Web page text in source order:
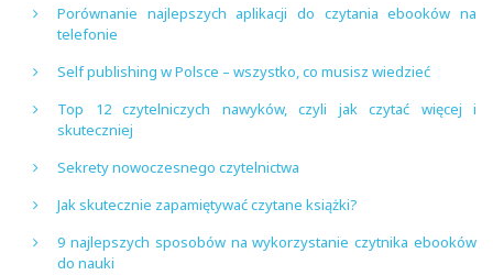
Porównanie najlepszych aplikacji do czytania ebooków na
telefonie
Self publishing w Polsce – wszystko, co musisz wiedzieć
Top 12 czytelniczych nawyków, czyli jak czytać więcej i
skuteczniej
Sekrety nowoczesnego czytelnictwa
Jak skutecznie zapamiętywać czytane książki?
9 najlepszych sposobów na wykorzystanie czytnika ebooków
do nauki